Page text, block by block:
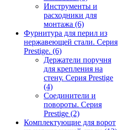
Инструменты и
расходники для
монтажа (6)
Фурнитура для перил из
нержавеющей стали. Серия
Prestige. (6)
Держатели поручня
для крепления на
стену. Серия Prestige
(4)
Соединители и
повороты. Серия
Prestige (2)
Комплектующие для ворот